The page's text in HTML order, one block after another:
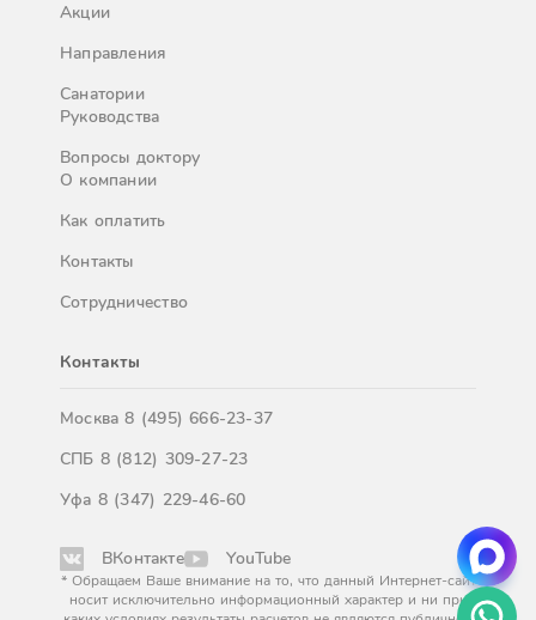
Акции
Направления
Санатории
Руководства
Вопросы доктору
О компании
Как оплатить
Контакты
Сотрудничество
Контакты
Москва8 (495) 666-23-37
СПБ 8 (812) 309-27-23
Уфа 8 (347) 229-46-60
ВКонтакте YouTube
* Обращаем Ваше внимание на то, что данный Интернет-сайт
носит исключительно информационный характер и ни при